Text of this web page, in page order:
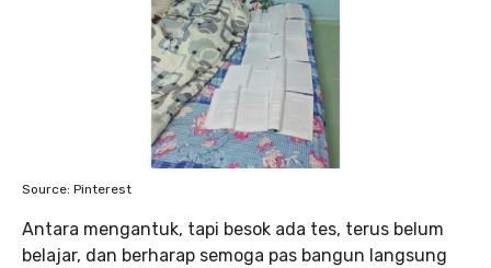
Source: Pinterest
Antara mengantuk, tapi besok ada tes, terus belum
belajar, dan berharap semoga pas bangun langsung